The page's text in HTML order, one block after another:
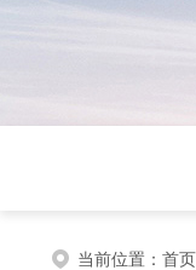
当前位置： 首页